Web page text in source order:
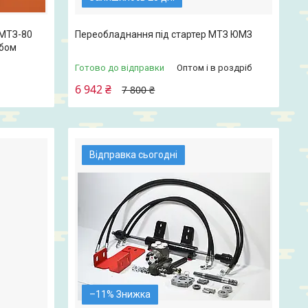
80
Переобладнання під стартер МТЗ ЮМЗ
Готово до відправки Оптом і в роздріб
7 800 ₴
6 942 ₴
Відправка сьогодні
–11%